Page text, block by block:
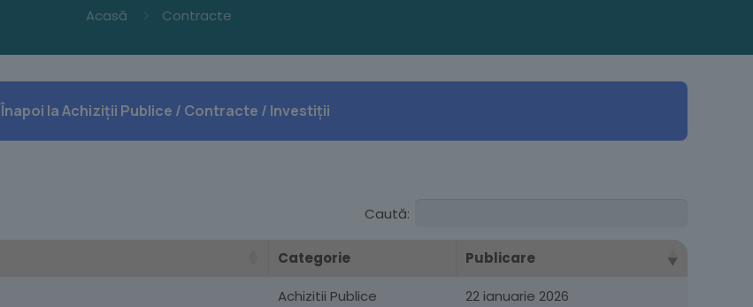
Acasă Contracte
Înapoi la Achiziții Publice / Contracte / Investiții
Caută:
Categorie Publicare
Achizitii Publice 22 ianuarie 2026